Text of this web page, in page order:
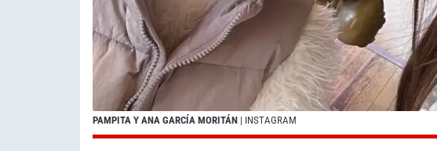
PAMPITA Y ANA GARCÍA MORITÁN | INSTAGRAM